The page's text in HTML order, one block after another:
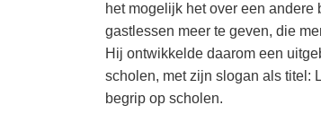
het mogelijk het over een
gastlessen meer te geven, die
Hij ontwikkelde daarom een
scholen, met zijn slogan als titel:
begrip op scholen.